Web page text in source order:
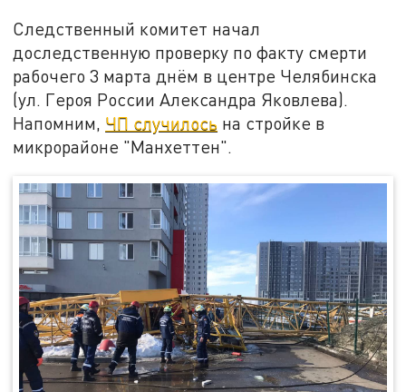
Следственный комитет начал
доследственную проверку по факту смерти
рабочего 3 марта днём в центре Челябинска
(ул. Героя России Александра Яковлева).
Напомним, ЧП случилось на стройке в
микрорайоне "Манхеттен".